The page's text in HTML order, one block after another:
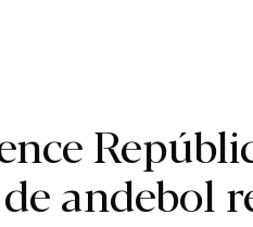
andebol